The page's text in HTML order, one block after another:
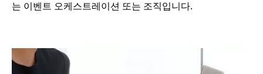
는 이벤트 오케스트레이션 또는 조직입니다.